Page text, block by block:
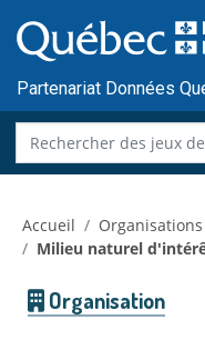
au
contenu
Partenariat Données
Accueil Organisations
Milieu naturel
Organisation